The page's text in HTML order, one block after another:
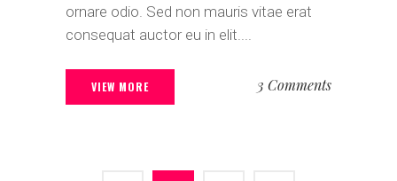
ornare odio. Sed non mauris vitae erat
consequat auctor eu in elit....
VIEW MORE 3 Comments